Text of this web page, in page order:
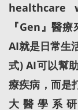
『Gen』醫
AI就是日常生
式) AI可以幫
療疾病，而是
大醫學系